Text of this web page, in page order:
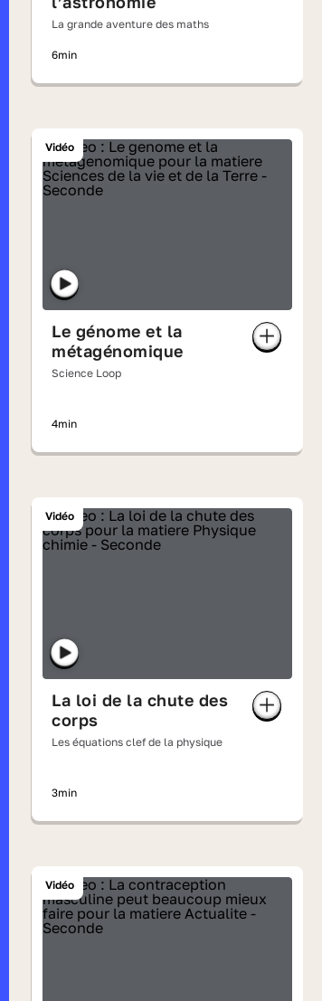
La grande aventure des maths
6min
Vidéo
Le génome et la
métagénomique
Science Loop
4min
Vidéo
La loi de la chute des
corps
Les équations clef de la physique
3min
Vidéo